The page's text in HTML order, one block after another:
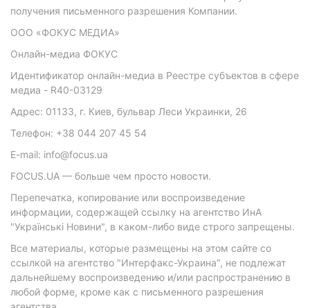
получения письменного разрешения Компании.
ООО «ФОКУС МЕДИА»
Онлайн-медиа ФОКУС
Идентификатор онлайн-медиа в Реестре субъектов в сфере
медиа - R40-03129
Адрес: 01133, г. Киев, бульвар Леси Украинки, 26
Телефон: +38 044 207 45 54
E-mail: info@focus.ua
FOCUS.UA — больше чем просто новости.
Перепечатка, копирование или воспроизведение
информации, содержащей ссылку на агентство ИнА
"Українські Новини", в каком-либо виде строго запрещены.
Все материалы, которые размещены на этом сайте со
ссылкой на агентство "Интерфакс-Украина", не подлежат
дальнейшему воспроизведению и/или распространению в
любой форме, кроме как с письменного разрешения